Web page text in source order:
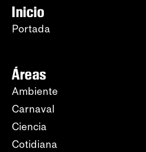
Inicio
Portada
Áreas
Ambiente
Carnaval
Ciencia
Cotidiana